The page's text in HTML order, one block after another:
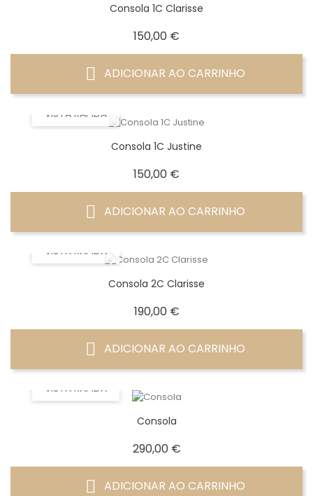
Consola 1C Clarisse
150,00 €
ADICIONAR AO CARRINHO
VISTA RÁPIDA
Consola 1C Justine
150,00 €
ADICIONAR AO CARRINHO
VISTA RÁPIDA
Consola 2C Clarisse
190,00 €Preço
ADICIONAR AO CARRINHO
VISTA RÁPIDA
Consola
290,00 €Preço
ADICIONAR AO CARRINHO